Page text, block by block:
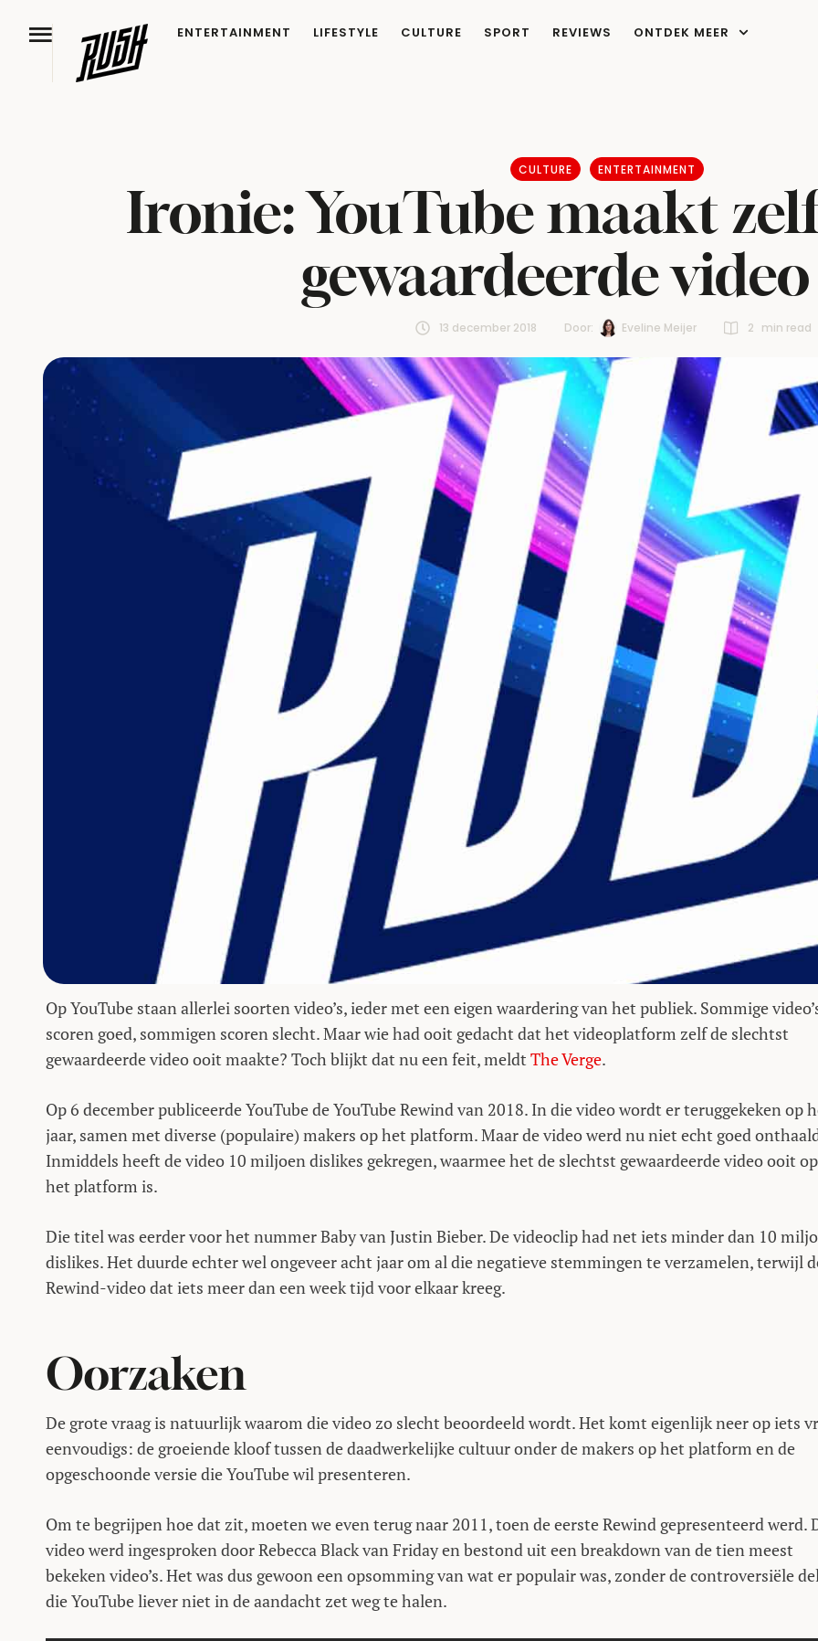
ENTERTAINMENT LIFESTYLE CULTURE SPORT REVIEWS ONTDEK MEER
CULTURE ENTERTAINMENT
Ironie: YouTube maakt
gewaardeerde
13 december 2018 Door: Eveline Meijer 2 min read
Op YouTube staan allerlei soorten video’s, ieder met een eigen waardering van het publiek. Sommige
scoren goed, sommigen scoren slecht. Maar wie had ooit gedacht dat het videoplatform zelf de slechtst
gewaardeerde video ooit maakte? Toch blijkt dat nu een feit, meldt The Verge.
Op 6 december publiceerde YouTube de YouTube Rewind van 2018. In die video wordt er teruggekeken op
jaar, samen met diverse (populaire) makers op het platform. Maar de video werd nu niet echt goed
Inmiddels heeft de video 10 miljoen dislikes gekregen, waarmee het de slechtst gewaardeerde video ooit op
het platform is.
Die titel was eerder voor het nummer Baby van Justin Bieber. De videoclip had net iets minder dan 10
dislikes. Het duurde echter wel ongeveer acht jaar om al die negatieve stemmingen te verzamelen, terwijl
Rewind-video dat iets meer dan een week tijd voor elkaar kreeg.
Oorzaken
De grote vraag is natuurlijk waarom die video zo slecht beoordeeld wordt. Het komt eigenlijk neer op iets
eenvoudigs: de groeiende kloof tussen de daadwerkelijke cultuur onder de makers op het platform en de
opgeschoonde versie die YouTube wil presenteren.
Om te begrijpen hoe dat zit, moeten we even terug naar 2011, toen de eerste Rewind gepresenteerd werd.
video werd ingesproken door Rebecca Black van Friday en bestond uit een breakdown van de tien meest
bekeken video’s. Het was dus gewoon een opsomming van wat er populair was, zonder de controversiële
die YouTube liever niet in de aandacht zet weg te halen.